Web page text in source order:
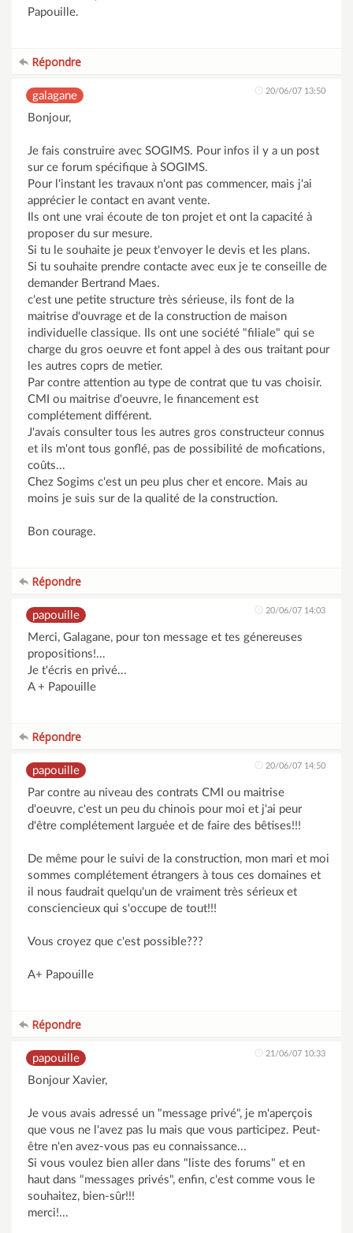
Papouille.
Répondre
galagane 20/06/07 13:50
Bonjour,
Je fais construire avec SOGIMS. Pour infos il y a un post
sur ce forum spécifique à SOGIMS.
Pour l'instant les travaux n'ont pas commencer, mais j'ai
apprécier le contact en avant vente.
Ils ont une vrai écoute de ton projet et ont la capacité à
proposer du sur mesure.
Si tu le souhaite je peux t'envoyer le devis et les plans.
Si tu souhaite prendre contacte avec eux je te conseille de
demander Bertrand Maes.
c'est une petite structure très sérieuse, ils font de la
maitrise d'ouvrage et de la construction de maison
individuelle classique. Ils ont une société "filiale" qui se
charge du gros oeuvre et font appel à des ous traitant pour
les autres coprs de metier.
Par contre attention au type de contrat que tu vas choisir.
CMI ou maitrise d'oeuvre, le financement est
complétement différent.
J'avais consulter tous les autres gros constructeur connus
et ils m'ont tous gonflé, pas de possibilité de mofications,
coûts...
Chez Sogims c'est un peu plus cher et encore. Mais au
moins je suis sur de la qualité de la construction.
Bon courage.
Répondre
papouille 20/06/07 14:03
Merci, Galagane, pour ton message et tes génereuses
propositions!...
Je t'écris en privé...
A + Papouille
Répondre
papouille 20/06/07 14:50
Par contre au niveau des contrats CMI ou maitrise
d'oeuvre, c'est un peu du chinois pour moi et j'ai peur
d'être complétement larguée et de faire des bêtises!!!
De même pour le suivi de la construction, mon mari et moi
sommes complétement étrangers à tous ces domaines et
il nous faudrait quelqu'un de vraiment très sérieux et
consciencieux qui s'occupe de tout!!!
Vous croyez que c'est possible???
A+ Papouille
Répondre
papouille 21/06/07 10:33
Bonjour Xavier,
Je vous avais adressé un "message privé", je m'aperçois
que vous ne l'avez pas lu mais que vous participez. Peut-
être n'en avez-vous pas eu connaissance...
Si vous voulez bien aller dans "liste des forums" et en
haut dans "messages privés", enfin, c'est comme vous le
souhaitez, bien-sûr!!!
merci!...